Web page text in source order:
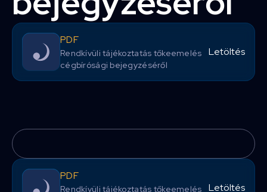
PDF
Rendkívüli tájékoztatás tőkeemelés
cégbírósági bejegyzéséről
Letöltés
PDF
Rendkívüli tájékoztatás tőkeemelés
Letöltés